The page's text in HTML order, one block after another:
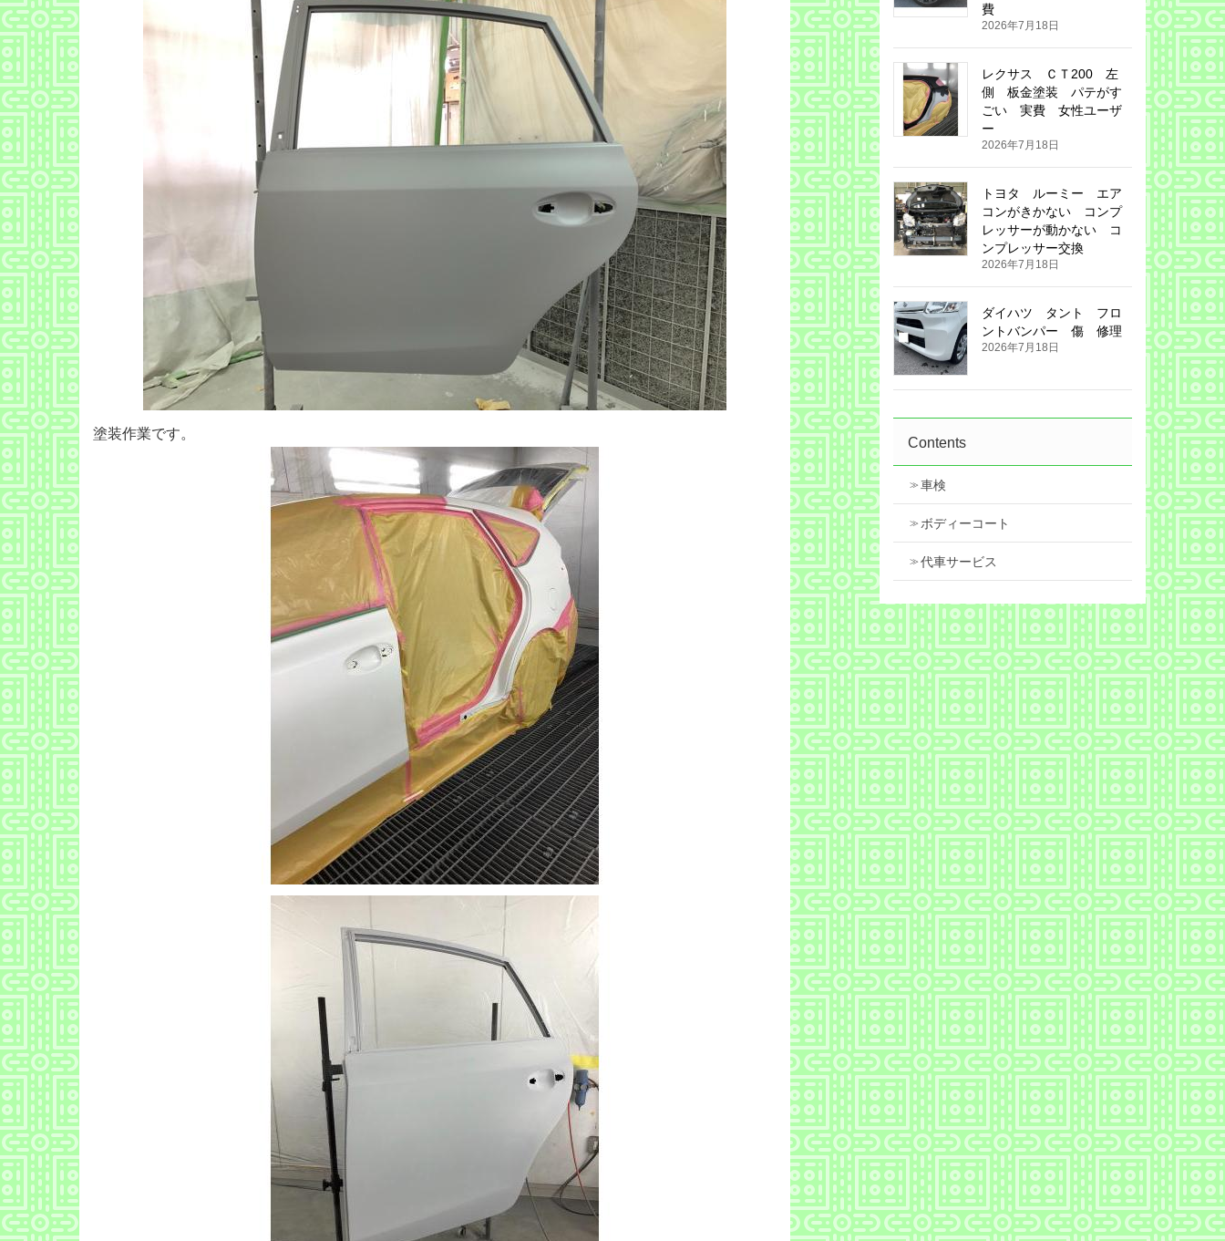
塗装作業です。
費
2026年7月18日
レクサス ＣＴ200 左
側 板金塗装 パテがす
ごい 実費 女性ユーザ
ー
2026年7月18日
トヨタ ルーミー エア
コンがきかない コンプ
レッサーが動かない コ
ンプレッサー交換
2026年7月18日
ダイハツ タント フロ
ントバンパー 傷 修理
2026年7月18日
Contents
車検
ボディーコート
代車サービス